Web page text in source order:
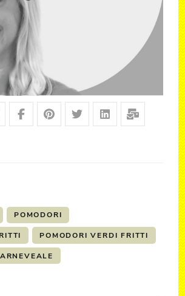
POMODORI
POMODORI VERDI FRITTI